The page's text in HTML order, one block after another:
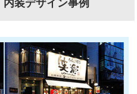
装デザイン事例